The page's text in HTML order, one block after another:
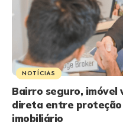
NOTÍCIAS
Bairro seguro, imóvel
direta entre proteção
imobiliário